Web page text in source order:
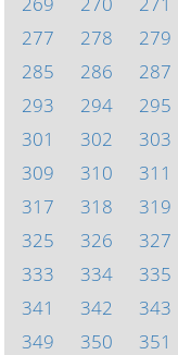
277
278 279
285
286 287
293
294 295
301
302 303
309
310 311
317
318 319
325
326 327
333
334 335
341
342 343
349
350 351